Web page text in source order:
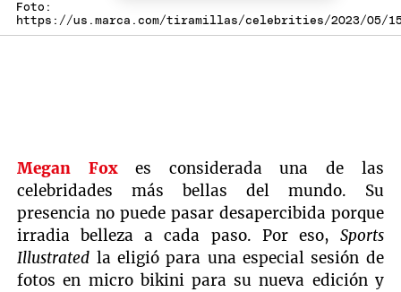
Foto:
https://us.marca.com/tiramillas/celebrities/2023/05/15/
Megan Foxes considerada una de las
celebridades más bellas del mundo. Su
presencia no puede pasar desapercibida porque
irradia belleza a cada paso. Por eso, Sports
Illustrated la eligió para una especial sesión de
fotos en micro bikini para su nueva edición y